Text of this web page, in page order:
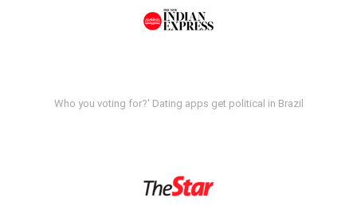
Who you voting for?' Dating apps get political in Brazil